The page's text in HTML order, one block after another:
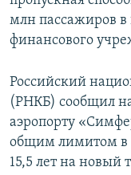
млн пассажиров в
финансового
Российский
(РНКБ) сообщил
аэропорту
общим лимитом в
15,5 лет на новый